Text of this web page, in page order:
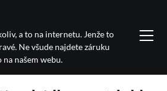
a to na internetu. Jenže to
Ne všude najdete záruku
našem webu.